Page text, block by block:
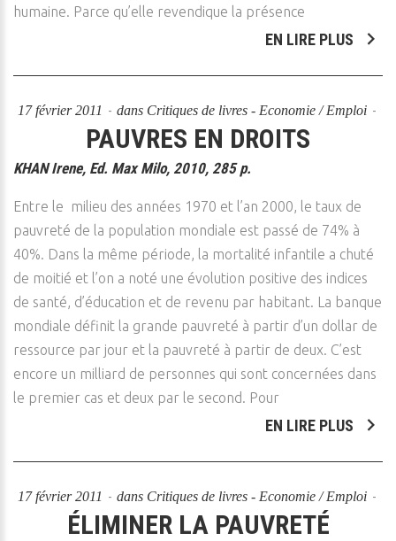
humaine. Parce qu’elle revendique la présence
EN LIRE PLUS
17 février 2011 dans Critiques de livres - Economie / Emploi
PAUVRES EN DROITS
KHAN Irene, Ed. Max Milo, 2010, 285 p.
Entre le milieu des années 1970 et l’an 2000, le taux de
pauvreté de la population mondiale est passé de 74% à
40%. Dans la même période, la mortalité infantile a chuté
de moitié et l’on a noté une évolution positive des indices
de santé, d’éducation et de revenu par habitant. La banque
mondiale définit la grande pauvreté à partir d’un dollar de
ressource par jour et la pauvreté à partir de deux. C’est
encore un milliard de personnes qui sont concernées dans
le premier cas et deux par le second. Pour
EN LIRE PLUS
17 février 2011 dans Critiques de livres - Economie / Emploi
ÉLIMINER LA PAUVRETÉ